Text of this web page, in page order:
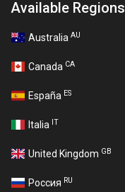
Available Regions
Australia AU
Canada CA
España ES
Italia IT
United Kingdom GB
Россия RU